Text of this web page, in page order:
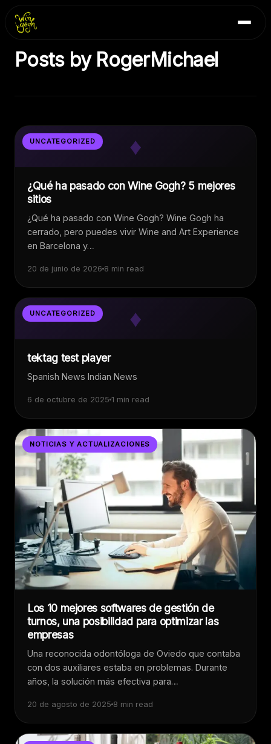
Inicio
Blog
Contacto
Posts by RogerMichael
♦
UNCATEGORIZED
¿Qué ha pasado con Wine Gogh? 5 mejores
sitios
¿Qué ha pasado con Wine Gogh? Wine Gogh ha
cerrado, pero puedes vivir Wine and Art Experience
en Barcelona y…
20 de junio de 2026 8 min read
♦
UNCATEGORIZED
tektag test player
Spanish News Indian News
6 de octubre de 2025 1 min read
NOTICIAS Y ACTUALIZACIONES
Los 10 mejores softwares de gestión de
turnos, una posibilidad para optimizar las
empresas
Una reconocida odontóloga de Oviedo que contaba
con dos auxiliares estaba en problemas. Durante
años, la solución más efectiva para…
20 de agosto de 2025 8 min read